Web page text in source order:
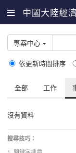
專案中心
依更新時間排序
全部 工作
沒有資料
搜尋技巧：